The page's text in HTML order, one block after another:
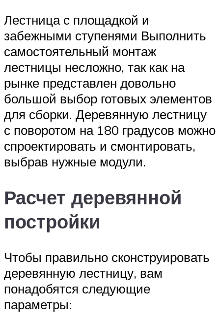
Лестница с площадкой и
забежными ступенями Выполнить
самостоятельный монтаж
лестницы несложно, так как на
рынке представлен довольно
большой выбор готовых элементов
для сборки. Деревянную лестницу
с поворотом на 180 градусов можно
спроектировать и смонтировать,
выбрав нужные модули.
Расчет деревянной
постройки
Чтобы правильно сконструировать
деревянную лестницу, вам
понадобятся следующие
параметры: